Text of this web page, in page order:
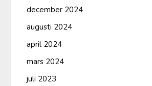
december 2024
augusti 2024
april 2024
mars 2024
juli 2023